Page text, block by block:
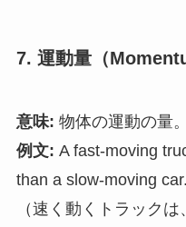
7. 運動量（
意味: 物体の運動の量
例文: A fast-moving
than a slow-moving car.
（速く動くトラック